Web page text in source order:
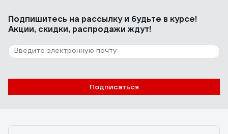
Подпишитесь на рассылкуи будьте в курсе!
Акции, скидки, распродажи ждут!
Подписаться